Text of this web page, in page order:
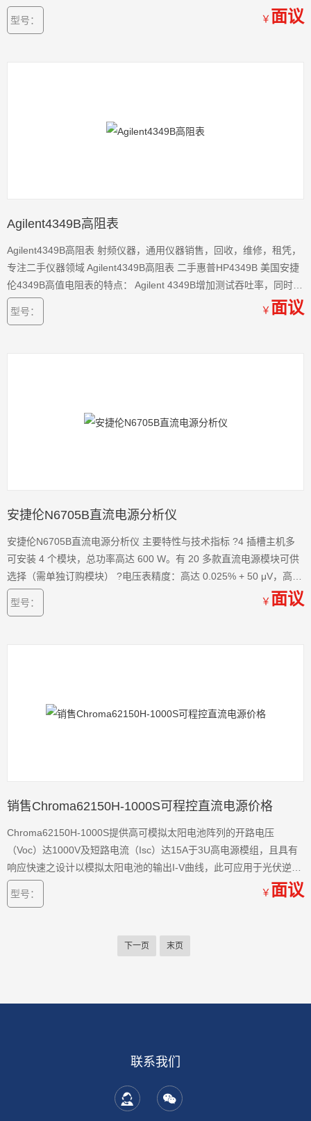
户默认电压、频率组合单键控制输出 ·输出变化时产生TTL讯号，提供
自动测试系统使用 ·CHROMA6590远方程控之模拟信号控制接口（选
型号： ￥ 面议
Agilent4349B高阻表
Agilent4349B高阻表 射频仪器，通用仪器销售，回收，维修，租凭，
专注二手仪器领域 Agilent4349B高阻表 二手惠普HP4349B 美国安捷
伦4349B高值电阻表的特点： Agilent 4349B增加测试吞吐率，同时对
4通道绝电阻进行测量。
型号：
￥ 面议
安捷伦N6705B直流电源分析仪
安捷伦N6705B直流电源分析仪 主要特性与技术指标 ?4 插槽主机多
可安装 4 个模块，总功率高达 600 W。有 20 多款直流电源模块可供
选择（需单独订购模块） ?电压表精度：高达 0.025% + 50 μV，高达
18 位 ?安培计精度：高达 0.025% + 8 nA，高达 18 位 ?任意波形发
生器功能：带宽高达 100 kHz，输出功率高达 300 W
型号： ￥ 面议
销售Chroma62150H-1000S可程控直流电源价格
Chroma62150H-1000S提供高可模拟太阳电池阵列的开路电压
（Voc）达1000V及短路电流（Isc）达15A于3U高电源模组，且具有
响应快速之设计以模拟太阳电池的输出I-V曲线，此可应用于光伏逆变
器、微逆变器及太阳能充电器的大功率追踪（MPPT）效能测试。
型号：
￥ 面议
下一页 末页
联系我们